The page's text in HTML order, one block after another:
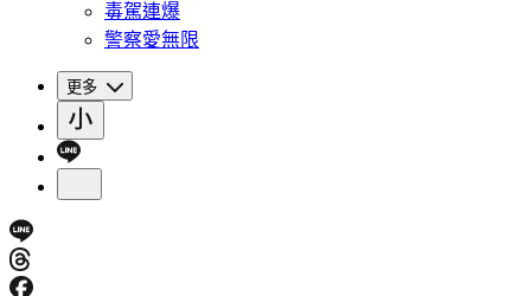
毒駕連爆
警察愛無限
更多